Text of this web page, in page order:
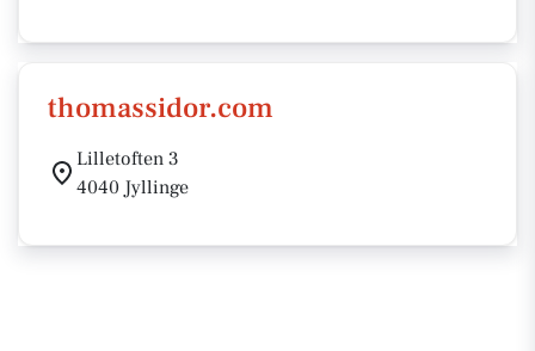
thomassidor.com
Lilletoften 3
4040 Jyllinge